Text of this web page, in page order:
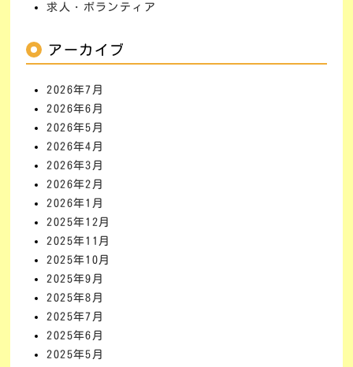
求人・ボランティア
アーカイブ
2026年7月
2026年6月
2026年5月
2026年4月
2026年3月
2026年2月
2026年1月
2025年12月
2025年11月
2025年10月
2025年9月
2025年8月
2025年7月
2025年6月
2025年5月